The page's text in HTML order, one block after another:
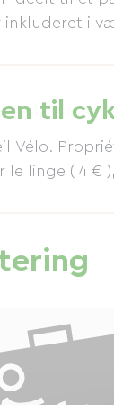
i
til
Vélo.
le linge ( 4 €